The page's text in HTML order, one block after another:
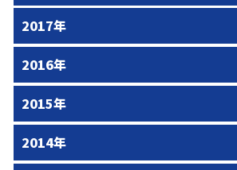
2017年
2016年
2015年
2014年